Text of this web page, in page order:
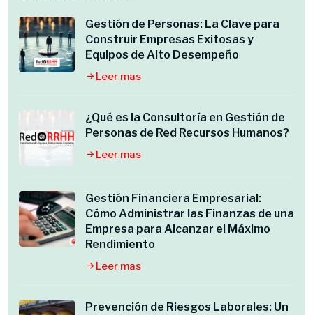
Gestión de Personas: La Clave para
Construir Empresas Exitosas y
Equipos de Alto Desempeño
Leer mas
¿Qué es la Consultoría en Gestión de
Personas de Red Recursos Humanos?
Leer mas
Gestión Financiera Empresarial:
Cómo Administrar las Finanzas de una
Empresa para Alcanzar el Máximo
Rendimiento
Leer mas
Prevención de Riesgos Laborales: Un